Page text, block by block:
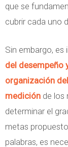
que se
cubrir cada uno
Sin embargo, es
del desempeño
organización
medición de los
determinar el
metas
palabras, es